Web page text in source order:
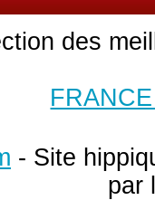
des
- Site
par